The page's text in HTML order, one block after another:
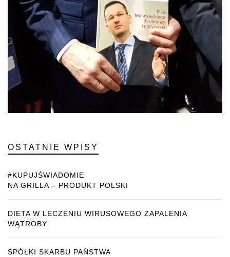
OSTATNIE WPISY
#KUPUJŚWIADOMIE
NA GRILLA – PRODUKT POLSKI
DIETA W LECZENIU WIRUSOWEGO ZAPALENIA
WĄTROBY
SPÓŁKI SKARBU PAŃSTWA